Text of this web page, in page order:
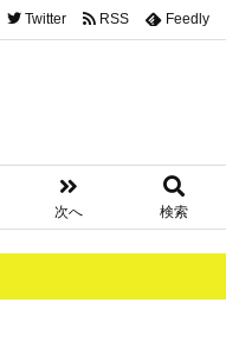
次へ 検索
Twitter RSS Feedly